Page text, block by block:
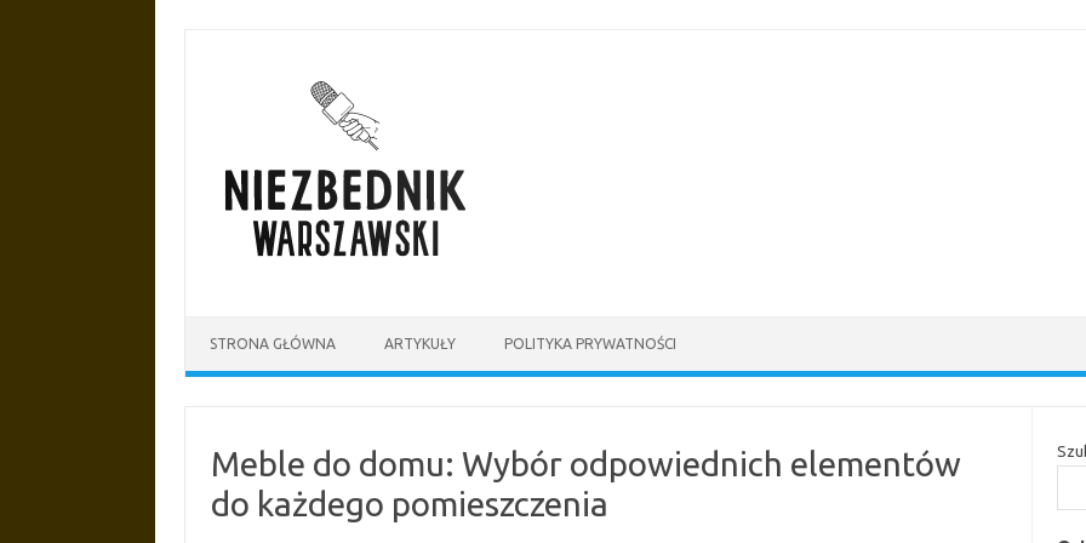
STRONA GŁÓWNA ARTYKUŁY POLITYKA PRYWATNOŚCI
Meble do domu: Wybór odpowiednich elementów
do każdego pomieszczenia